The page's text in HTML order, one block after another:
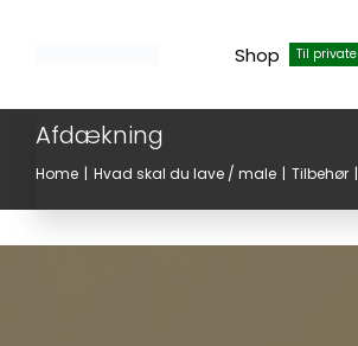
Shop Til private
Afdækning
Home Hvad skal du lave / male Tilbehør